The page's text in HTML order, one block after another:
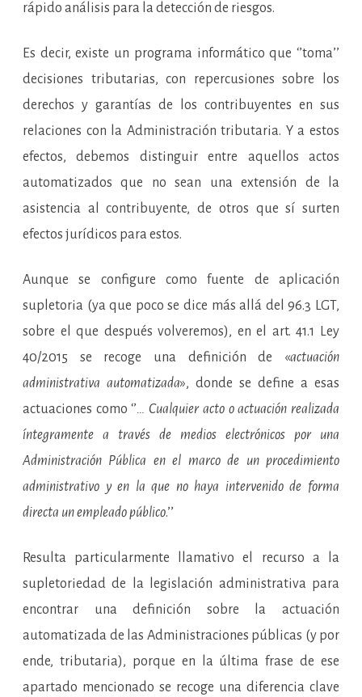
rápido análisis para la detección de riesgos.
Es decir, existe un programa informático que ‘’toma’’
decisiones tributarias, con repercusiones sobre los
derechos y garantías de los contribuyentes en sus
relaciones con la Administración tributaria. Y a estos
efectos, debemos distinguir entre aquellos actos
automatizados que no sean una extensión de la
asistencia al contribuyente, de otros que sí surten
efectos jurídicos para estos.
Aunque se configure como fuente de aplicación
supletoria (ya que poco se dice más allá del 96.3 LGT,
sobre el que después volveremos), en el art. 41.1 Ley
40/2015 se recoge una definición de «actuación
administrativa automatizada», donde se define a esas
actuaciones como ‘’… Cualquier acto o actuación realizada
íntegramente a través de medios electrónicos por una
Administración Pública en el marco de un procedimiento
administrativo y en la que no haya intervenido de forma
directa un empleado público.’’
Resulta particularmente llamativo el recurso a la
supletoriedad de la legislación administrativa para
encontrar una definición sobre la actuación
automatizada de las Administraciones públicas (y por
ende, tributaria), porque en la última frase de ese
apartado mencionado se recoge una diferencia clave